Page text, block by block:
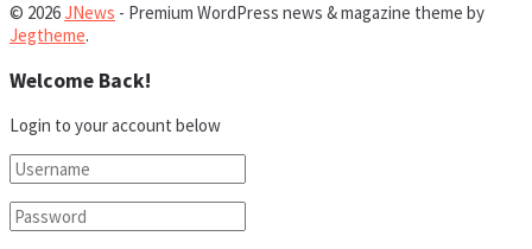
© 2026JNews - Premium WordPress news & magazine theme by
Jegtheme.
Welcome Back!
Login to your account below